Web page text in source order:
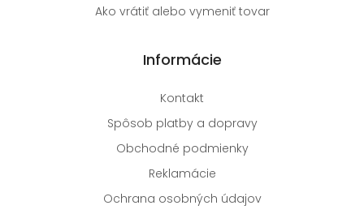
Ako vrátiť alebo vymeniť tovar
Informácie
Kontakt
Spôsob platby a dopravy
Obchodné podmienky
Reklamácie
Ochrana osobných údajov